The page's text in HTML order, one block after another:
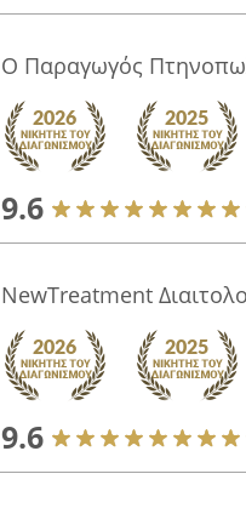
Ο Παραγωγός
9.6
NewTreatment
9.6